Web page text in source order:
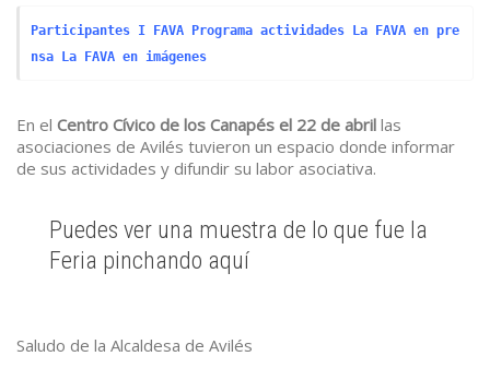
Participantes I FAVA Programa actividades
La FAVA en pre
nsa
La FAVA en imágenes
En el Centro Cívico de los Canapés el 22 de abril las
asociaciones de Avilés tuvieron un espacio donde informar
de sus actividades y difundir su labor asociativa.
Puedes ver una muestra de lo que fue la
Feria pinchando aquí
Saludo de la Alcaldesa de Avilés